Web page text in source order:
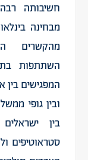
חשיבותה
מבחינה
מהקשרים
השתתפות
בין
סטראוטיפים